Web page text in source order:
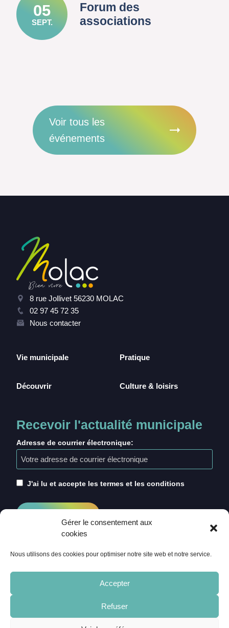
Gérer le consentement aux
cookies
Nous utilisons des cookies pour optimiser notre site web et notre service.
Accepter
Refuser
05
SEPT.
Forum des
associations
Voir tous les
événements
8 rue Jollivet 56230 MOLAC
02 97 45 72 35
Nous contacter
Vie municipale
Découvrir
Pratique
Culture & loisirs
Recevoir l'actualité municipale
Adresse de courrier électronique:
J'ai lu et accepte les termes et les conditions
CRÉDITS
MENTIONS LÉGALES